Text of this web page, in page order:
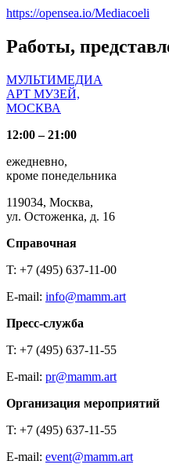
https://opensea.io/Mediacoeli
Работы,
МУЛЬТИМЕДИА
АРТ МУЗЕЙ,
МОСКВА
12:00 – 21:00
ежедневно,
кроме понедельника
119034, Москва,
ул. Остоженка, д. 16
Справочная
T: +7 (495) 637-11-00
E-mail: info@mamm.art
Пресс-служба
T: +7 (495) 637-11-55
E-mail: pr@mamm.art
Организация мероприятий
T: +7 (495) 637-11-55
E-mail: event@mamm.art